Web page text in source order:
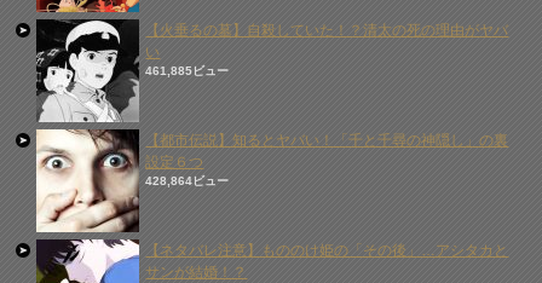
【火垂るの墓】自殺していた！？清太の死の理由がヤバ
い
461,885ビュー
【都市伝説】知るとヤバい！「千と千尋の神隠し」の裏
設定６つ
428,864ビュー
【ネタバレ注意】もののけ姫の「その後」…アシタカと
サンが結婚！？